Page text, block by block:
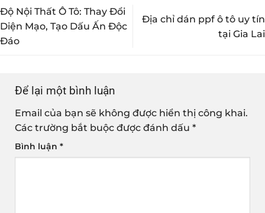
Độ Nội Thất Ô Tô: Thay Đổi
Diện Mạo, Tạo Dấu Ấn Độc
Đáo
Địa chỉ dán ppf ô tô uy tín
tại Gia Lai
Để lại một bình luận
Email của bạn sẽ không được hiển thị công khai.
Các trường bắt buộc được đánh dấu *
Bình luận *